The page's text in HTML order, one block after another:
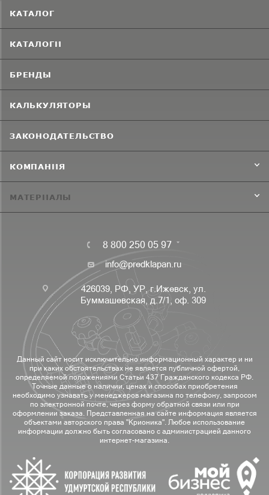
КАТАЛОГ
КАТАЛОГИ
БРЕНДЫ
КАЛЬКУЛЯТОРЫ
ЗАКОНОДАТЕЛЬСТВО
КОМПАНИЯ
МАТЕРИАЛЫ
8 800 250 05 97
info@predklapan.ru
426039, РФ, УР, г.Ижевск, ул.
Буммашевская, д.7/1, оф. 309
Данный сайт носит исключительно информационный характер и ни
при каких обстоятельствах не является публичной офертой,
определяемой положениями Статьи 437 Гражданского кодекса РФ.
Точные данные о наличии, ценах и способах приобретения
необходимо узнавать у менеджеров магазина по телефону, запросом
по электронной почте, через форму обратной связи или при
оформлении заказа. Представленная на сайте информация является
объектами авторского права "Крионика". Любое использование
информации должно быть согласовано с администрацией данного
интернет-магазина.